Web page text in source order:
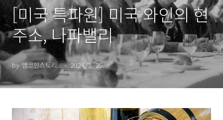
[미국 특파원] 미국 와인의 현
주소, 나파밸리
by 앰코인스토리.. 2024. 3. 25.